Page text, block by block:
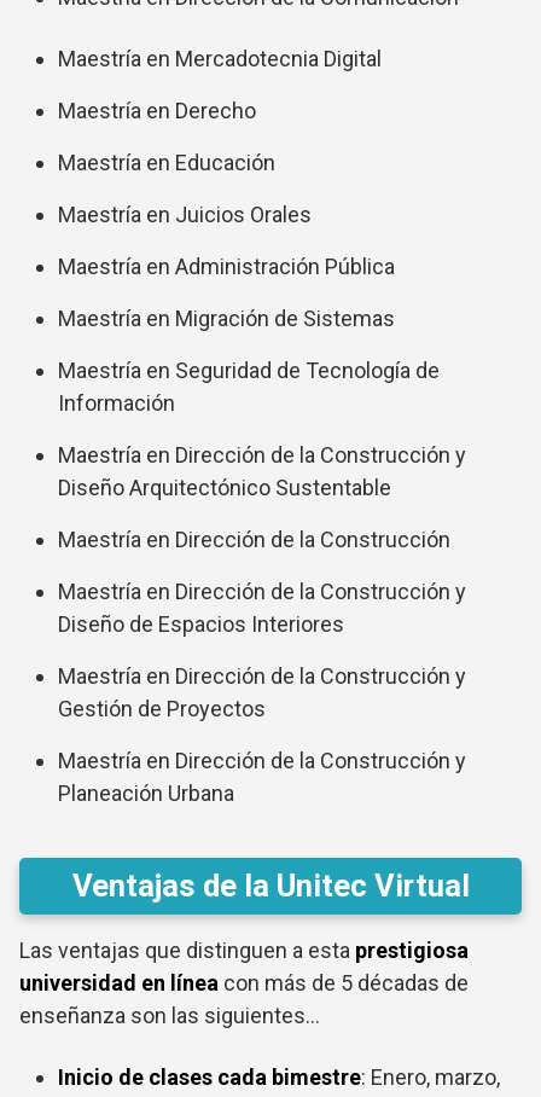
Maestría en Mercadotecnia Digital
Maestría en Derecho
Maestría en Educación
Maestría en Juicios Orales
Maestría en Administración Pública
Maestría en Migración de Sistemas
Maestría en Seguridad de Tecnología de
Información
Maestría en Dirección de la Construcción y
Diseño Arquitectónico Sustentable
Maestría en Dirección de la Construcción
Maestría en Dirección de la Construcción y
Diseño de Espacios Interiores
Maestría en Dirección de la Construcción y
Gestión de Proyectos
Maestría en Dirección de la Construcción y
Planeación Urbana
Ventajas de la Unitec Virtual
Las ventajas que distinguen a esta prestigiosa
universidad en línea con más de 5 décadas de
enseñanza son las siguientes…
Inicio de clases cada bimestre: Enero, marzo,